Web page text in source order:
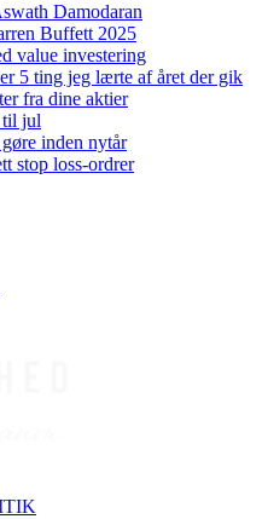
Damodaran
Buffett 2025
value investering
5 ting jeg lærte af året der gik
fra dine aktier
til jul
inden nytår
stop loss-ordrer